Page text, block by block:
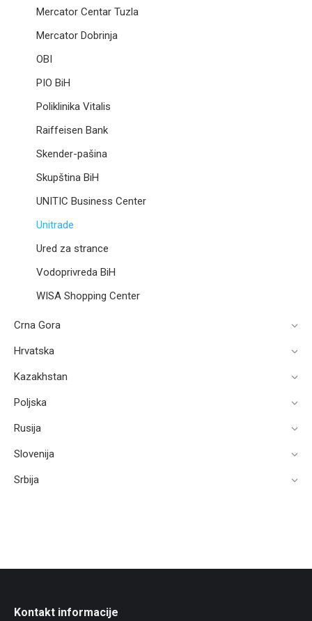
Mercator Centar Tuzla
Mercator Dobrinja
OBI
PIO BiH
Poliklinika Vitalis
Raiffeisen Bank
Skender-pašina
Skupština BiH​
UNITIC Business Center
Unitrade
Ured za strance
Vodoprivreda BiH
WISA Shopping Center
Crna Gora
Hrvatska
Kazakhstan
Poljska
Rusija
Slovenija
Srbija
Kontakt informacije